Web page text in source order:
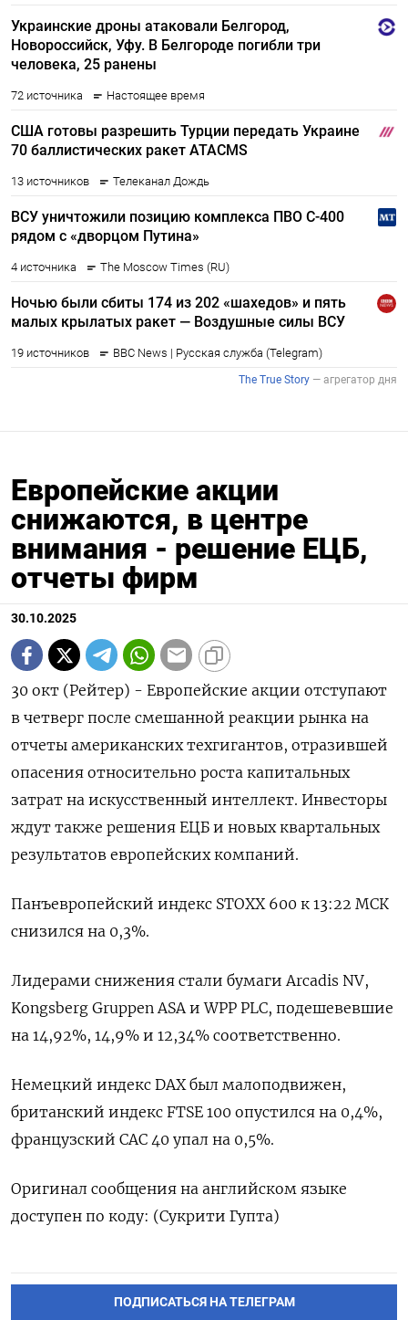
Европейские акции
снижаются, в центре
внимания - решение ЕЦБ,
отчеты фирм
30.10.2025
30 окт (Рейтер) - Европейские акции отступают
в четверг после смешанной реакции рынка на
отчеты американских техгигантов, отразившей
опасения относительно роста капитальных
затрат на искусственный интеллект. Инвесторы
ждут также решения ЕЦБ и новых квартальных
результатов европейских компаний.
Панъевропейский индекс STOXX 600 к 13:22 МСК
снизился на 0,3%.
Лидерами снижения стали бумаги Arcadis NV,
Kongsberg Gruppen ASA и WPP PLC, подешевевшие
на 14,92​%, 14,9% и 12,34% соответственно.
Немецкий индекс DAX был малоподвижен,
британский индекс FTSE 100 опустился на 0,4%,
французский CAC 40 упал на 0,5%.
Оригинал сообщения на английском языке
доступен по коду: (Сукрити Гупта)
ПОДПИСАТЬСЯ НА ТЕЛЕГРАМ